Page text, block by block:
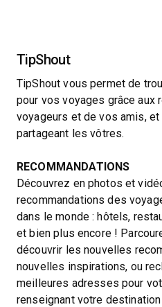
TipShout
TipShout vous permet de
pour vos voyages grâce aux
voyageurs et de vos amis, et
partageant les vôtres.
RECOMMANDATIONS
Découvrez en photos et
recommandations des
dans le monde : hôtels,
et bien plus encore !
découvrir les nouvelles
nouvelles inspirations, ou
meilleures adresses pour
renseignant votre